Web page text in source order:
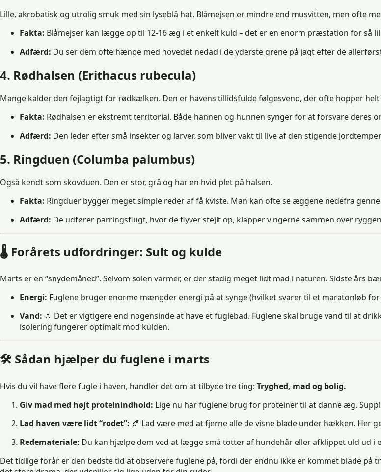
Lille, akrobatisk og utrolig smuk med sin lyseblå hat. Blåmejsen er mindre end musvitten, men ofte
Fakta: Blåmejser kan lægge op til 12-16 æg i et enkelt kuld – det er en enorm præstation for så
Adfærd: Du ser dem ofte hænge med hovedet nedad i de yderste grene på jagt efter de
4. Rødhalsen (Erithacus rubecula)
Mange kalder den fejlagtigt for rødkælken. Den er havens tillidsfulde følgesvend, der ofte hopper
Fakta: Rødhalsen er ekstremt territorial. Både hannen og hunnen synger for at forsvare deres
Adfærd: Den leder efter små insekter og larver, som bliver vakt til live af den stigende
5. Ringduen (Columba palumbus)
Også kendt som skovduen. Den er stor, grå og har en hvid plet på halsen.
Fakta: Ringduer bygger meget simple reder af få kviste. Man kan ofte se æggene nedefra
Adfærd: De udfører parringsflugt, hvor de flyver stejlt op, klapper vingerne sammen over
🌡️ Forårets udfordringer: Sult og kulde
Marts er en “snydemåned”. Selvom solen varmer, er der stadig meget lidt mad i naturen. Sidste års
Energi: Fuglene bruger enorme mængder energi på at synge (hvilket svarer til et maratonløb
Vand: 💧 Det er vigtigere end nogensinde at have et fuglebad. Fuglene skal bruge vand til at
isolering fungerer optimalt mod kulden.
🛠️ Sådan hjælper du fuglene i marts
Hvis du vil have flere fugle i haven, handler det om at tilbyde tre ting: Tryghed, mad og bolig.
Giv mad med højt proteinindhold: Lige nu har fuglene brug for proteiner til at danne æg.
Lad haven være lidt “rodet”: 🍂 Lad være med at fjerne alle de visne blade under hækken. Her
Redemateriale: Du kan hjælpe dem ved at lægge små totter af hundehår eller afklippet uld ud i
Det tidlige forår er den bedste tid at observere fuglene på, fordi der endnu ikke er kommet blade